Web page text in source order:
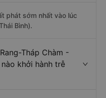
phát sớm nhất vào lúc
Bình).
Tháp Chàm -
khởi hành trễ